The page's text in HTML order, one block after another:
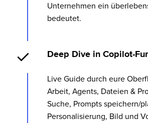
Unternehmen ein
bedeutet.
Deep Dive in Copilot-
Live Guide durch eure
Arbeit, Agents, Dateien &
Suche, Prompts speichern/
Personalisierung, Bild und